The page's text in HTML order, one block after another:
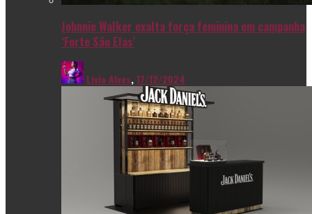
Johnnie Walker exalta força feminina em campanha
‘Forte São Elas’
Livia Alves,17/12/2024